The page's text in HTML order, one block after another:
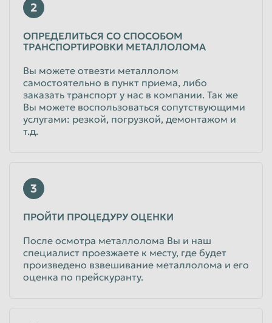
2
ОПРЕДЕЛИТЬСЯ СО СПОСОБОМ
ТРАНСПОРТИРОВКИ МЕТАЛЛОЛОМА
Вы можете отвезти металлолом
самостоятельно в пункт приема, либо
заказать транспорт у нас в компании. Так же
Вы можете воспользоваться сопутствующими
услугами: резкой, погрузкой, демонтажом и
т.д.
3
ПРОЙТИ ПРОЦЕДУРУ ОЦЕНКИ
После осмотра металлолома Вы и наш
специалист проезжаете к месту, где будет
произведено взвешивание металлолома и его
оценка по прейскуранту.